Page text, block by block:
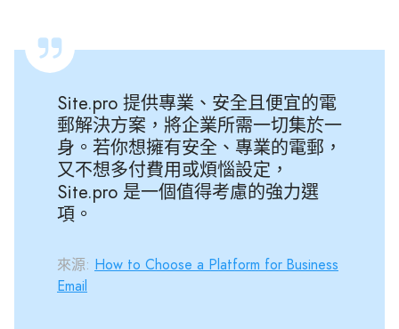
Site.pro 提供專業、安全且便宜的電
郵解決方案，將企業所需一切集於一
身。若你想擁有安全、專業的電郵，
又不想多付費用或煩惱設定，
Site.pro 是一個值得考慮的強力選
項。
來源: How to Choose a Platform for Business
Email